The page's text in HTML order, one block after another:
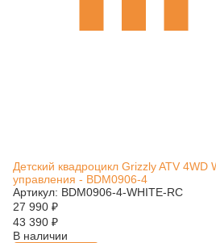
Детский квадроцикл Grizzly ATV 4WD
управления - BDM0906-4
Артикул: BDM0906-4-WHITE-RC
27 990 ₽
43 390 ₽
В наличии